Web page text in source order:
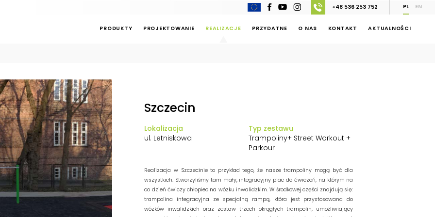
+48 536 253 752 PL EN
PRODUKTY PROJEKTOWANIE REALIZACJE PRZYDATNE O NAS KONTAKT AKTUALNOŚCI
Szczecin
Lokalizacja
ul. Letniskowa
Typ zestawu
Trampoliny+ Street Workout +
Parkour
Realizacja w Szczecinie to przykład tego, że nasze trampoliny mogą być dla
wszystkich. Stworzyliśmy tam mały, integracyjny plac do ćwiczeń, na którym na
co dzień ćwiczy chłopiec na wózku inwalidzkim. W środkowej części znajdują się:
trampolina integracyjna ze specjalną rampą, która jest przystosowana do
wózków inwalidzkich oraz zestaw trzech okrągłych trampolin, umożliwiający